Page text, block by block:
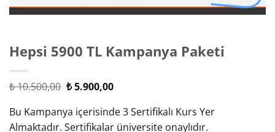
Hepsi 5900 TL Kampanya Paketi
₺10.500,00 Orijinal
₺ 10.500,00.
₺5.900,00Şu
fiyat:
₺ 5.900,00.
Bu Kampanya içerisinde 3 Sertifikalı Kurs Yer
Almaktadır. Sertifikalar üniversite onaylıdır.